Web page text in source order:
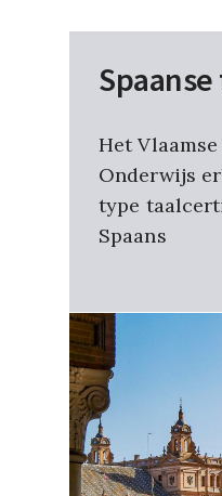
Het
Onderwijs
type
Spaans